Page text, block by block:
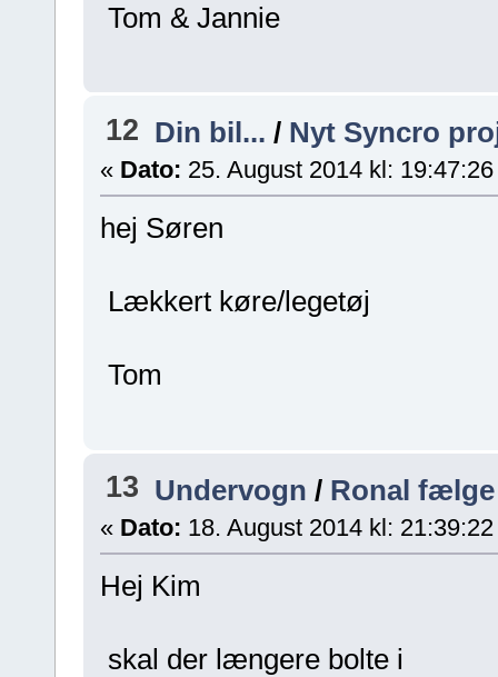
Tom & Jannie
12 Din bil... / Nyt Syncro
« Dato: 25. August 2014 kl:
hej Søren
Lækkert køre/legetøj
Tom
13 Undervogn / Ronal
« Dato: 18. August 2014 kl:
Hej Kim
skal der længere bolte i